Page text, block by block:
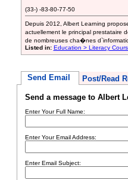
(33-) -83-80-77-50
Depuis 2012, Albert Learning
actuellement le principal
de nombreuses cha�nes
Listed in: Education > Literacy
Send Email Post/Read
Send a message to Albert
Enter Your Full Name:
Enter Your Email Address:
Enter Email Subject: